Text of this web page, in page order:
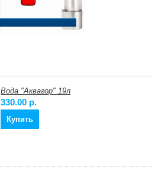
Вода "Аквагор" 19л
330.00 p.
Купить